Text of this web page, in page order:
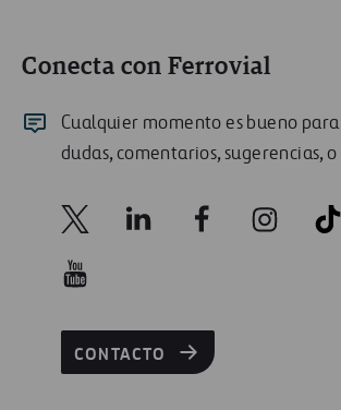
Conecta con Ferrovial
Cualquier momento es bueno
dudas, comentarios, sugerencias,
CONTACTO